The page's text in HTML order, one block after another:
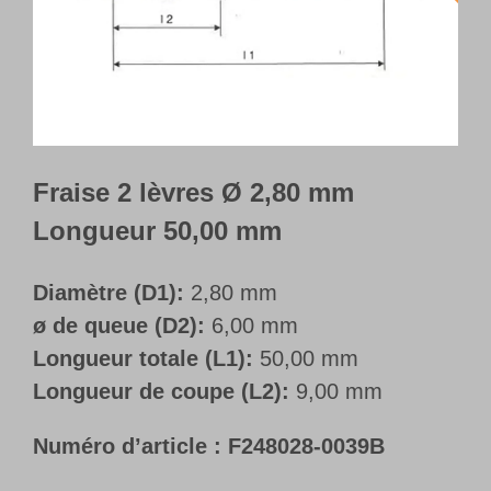
Français
Fraise 2 lèvres Ø 2,80 mm
Longueur 50,00 mm
Diamètre (D1): 2,80 mm
ø de queue (D2): 6,00 mm
Longueur totale (L1): 50,00 mm
Longueur de coupe (L2): 9,00 mm
Numéro d’article : F248028-0039B